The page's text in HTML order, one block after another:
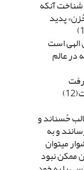
شناخت آنکه
پدید
است
در عالم
حُسن‏اند و
و به
مى‏توان
ممکن نبود